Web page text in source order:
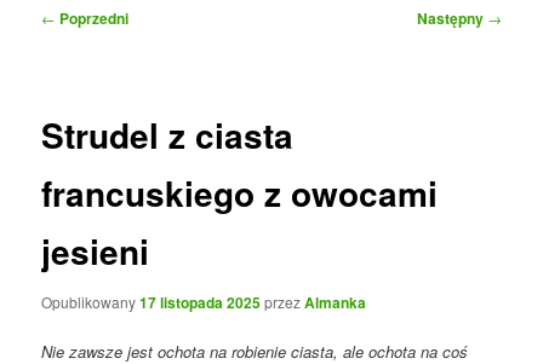
Nawigacja
← Poprzedni Następny →
Strudel z ciasta
francuskiego z owocami
jesieni
Opublikowany17 listopada 2025przezAlmanka
Nie zawsze jest ochota na robienie ciasta, ale ochota na coś